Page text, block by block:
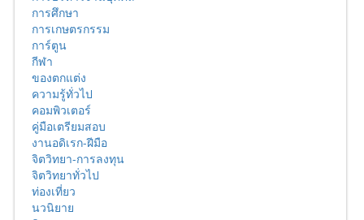
การศึกษา
การเกษตรกรรม
การ์ตูน
กีฬา
ของตกแต่ง
ความรู้ทั่วไป
คอมพิวเตอร์
คู่มือเตรียมสอบ
งานอดิเรก-ฝีมือ
จิตวิทยา-การลงทุน
จิตวิทยาทั่วไป
ท่องเที่ยว
นวนิยาย